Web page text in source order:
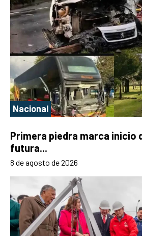
Nacional
Primera piedra marca inicio
futura...
8 de agosto de 2026